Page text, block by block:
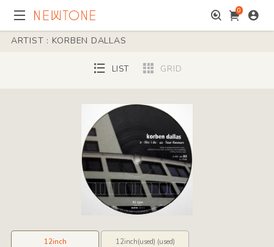
0
ARTIST : KORBEN DALLAS
LIST GRID
12inch 12inch(used) (used)